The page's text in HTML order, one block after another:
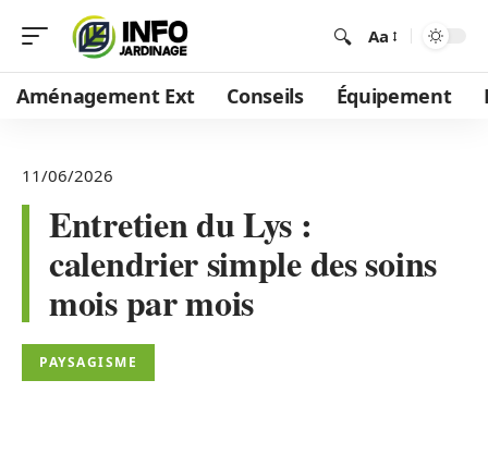
Aa
Aménagement Ext Conseils Équipement
11/06/2026
Entretien du Lys :
calendrier simple des soins
mois par mois
PAYSAGISME